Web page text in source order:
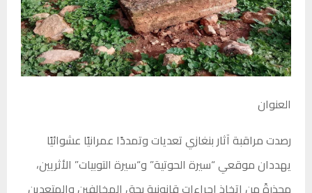
العنوان
رصدتمراقبة آثار بنغازيتعديات وتمددًا عمرانيًا عشوائيًا
يهددان موقعي “سيرة الحوتية” و“سيرة التوبيات” الأثريين،
محذرةً من اتخاذ إجراءات قانونية بحق المخالفين والمتعدين